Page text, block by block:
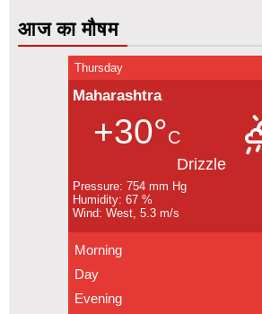
आज का मौषम
Thursday
Maharashtra
+30°C
Drizzle
Pressure: 754 mm Hg
Humidity: 67 %
Wind: West, 5.3 m/s
Morning
Day
Evening